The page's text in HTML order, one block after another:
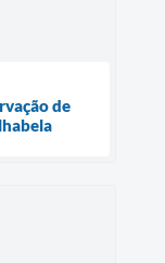
de